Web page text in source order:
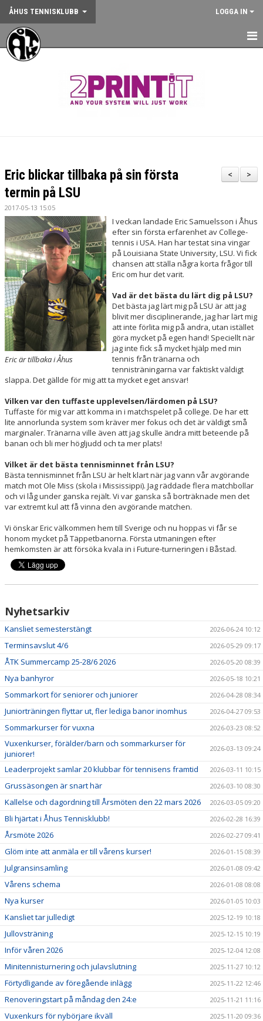
ÅHUS TENNISKLUBB LOGGA IN
HEM
ANMÄLAN AKTIVITET
KALENDER
GYM
KÖP KLUBBKLÄDER
ÅTK TRÄNINGSVERKSAMHET
>
<
Eric blickar tillbaka på sin första
termin på LSU
2017-05-13 15:05
Eric är tillbaka i Åhus
I veckan landade Eric Samuelsson i Åhus
efter sin första erfarenhet av College-
tennis i USA. Han har testat sina vingar
på Louisiana State University, LSU. Vi fick
chansen att ställa några korta frågor till
Eric om hur det varit.
Vad är det bästa du lärt dig på LSU?
Det bästa jag lärt mig på LSU är att jag
blivit mer disciplinerande, jag har lärt mig
att inte förlita mig på andra, utan istället
göra mycket på egen hand! Speciellt när
jag inte fick så mycket hjälp med min
tennis från tränarna och
tennisträningarna var faktiskt väldigt
slappa. Det gällde för mig att ta mycket eget ansvar!
Vilken var den tuffaste upplevelsen/lärdomen på LSU?
Tuffaste för mig var att komma in i matchspelet på college. De har ett
lite annorlunda system som kräver mer fokus och det är väldigt små
marginaler. Tränarna ville även att jag skulle ändra mitt beteende på
banan och bli mer högljudd och ta mer plats!
Vilket är det bästa tennisminnet från LSU?
Bästa tennisminnet från LSU är helt klart när jag vann vår avgörande
match mot Ole Miss (skola i Mississippi). Jag räddade flera matchbollar
och vi låg under ganska rejält. Vi var ganska så borträknade men det
var extremt kul att få vinna den avgörande matchen.
Vi önskar Eric välkommen hem till Sverige och nu hoppas vi får se
honom mycket på Täppetbanorna. Första utmaningen efter
hemkomsten är att försöka kvala in i Future-turneringen i Båstad.
Nyhetsarkiv
Kansliet semesterstängt 2026-06-24 10:12
Terminsavslut 4/6 2026-05-29 09:17
ÅTK Summercamp 25-28/6 2026 2026-05-20 08:39
Nya banhyror 2026-05-18 10:21
Sommarkort för seniorer och juniorer 2026-04-28 08:34
Juniorträningen flyttar ut, fler lediga banor inomhus 2026-04-27 09:53
Sommarkurser för vuxna 2026-03-23 08:52
Vuxenkurser, förälder/barn och sommarkurser för
juniorer!
2026-03-13 09:24
Leaderprojekt samlar 20 klubbar för tennisens framtid 2026-03-11 10:15
Grussäsongen är snart här 2026-03-10 08:30
Kallelse och dagordning till Årsmöten den 22 mars 2026 2026-03-05 09:20
Bli hjärtat i Åhus Tennisklubb! 2026-02-28 16:39
Årsmöte 2026 2026-02-27 09:41
Glöm inte att anmäla er till vårens kurser! 2026-01-15 08:39
Julgransinsamling 2026-01-08 09:42
Vårens schema 2026-01-08 08:08
Nya kurser 2026-01-05 10:03
Kansliet tar julledigt 2025-12-19 10:18
Jullovsträning 2025-12-15 10:19
Inför våren 2026 2025-12-04 12:08
Minitennisturnering och julavslutning 2025-11-27 10:12
Förtydligande av föregående inlägg 2025-11-22 12:46
Renoveringstart på måndag den 24:e 2025-11-21 11:16
Vuxenkurs för nybörjare ikväll 2025-11-20 09:36